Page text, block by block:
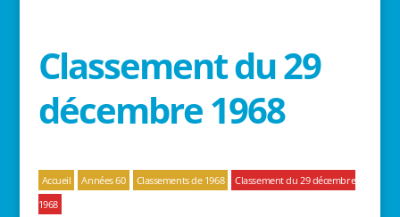
Classement du 29
décembre 1968
Accueil Années 60 Classements de 1968
Classement du 29 décembre
1968